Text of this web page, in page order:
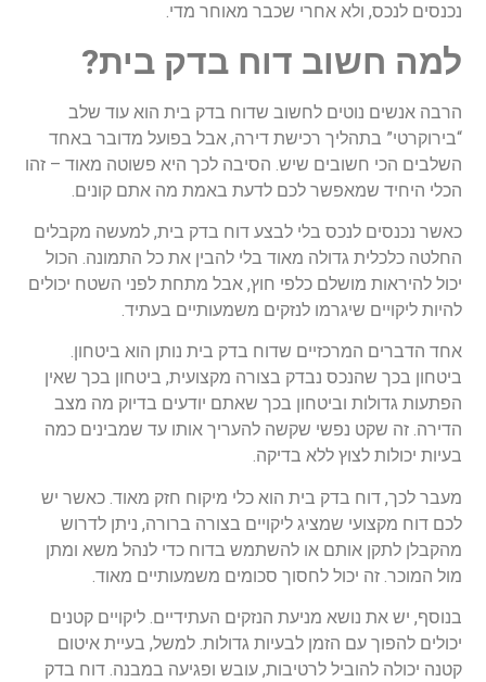
נכנסים לנכס, ולא אחרי שכבר מאוחר מדי.
למה חשוב דוח בדק בית?
הרבה אנשים נוטים לחשוב שדוח בדק בית הוא עוד שלב
“בירוקרטי” בתהליך רכישת דירה, אבל בפועל מדובר באחד
השלבים הכי חשובים שיש. הסיבה לכך היא פשוטה מאוד – זהו
הכלי היחיד שמאפשר לכם לדעת באמת מה אתם קונים.
כאשר נכנסים לנכס בלי לבצע דוח בדק בית, למעשה מקבלים
החלטה כלכלית גדולה מאוד בלי להבין את כל התמונה. הכול
יכול להיראות מושלם כלפי חוץ, אבל מתחת לפני השטח יכולים
להיות ליקויים שיגרמו לנזקים משמעותיים בעתיד.
אחד הדברים המרכזיים שדוח בדק בית נותן הוא ביטחון.
ביטחון בכך שהנכס נבדק בצורה מקצועית, ביטחון בכך שאין
הפתעות גדולות וביטחון בכך שאתם יודעים בדיוק מה מצב
הדירה. זה שקט נפשי שקשה להעריך אותו עד שמבינים כמה
בעיות יכולות לצוץ ללא בדיקה.
מעבר לכך, דוח בדק בית הוא כלי מיקוח חזק מאוד. כאשר יש
לכם דוח מקצועי שמציג ליקויים בצורה ברורה, ניתן לדרוש
מהקבלן לתקן אותם או להשתמש בדוח כדי לנהל משא ומתן
מול המוכר. זה יכול לחסוך סכומים משמעותיים מאוד.
בנוסף, יש את נושא מניעת הנזקים העתידיים. ליקויים קטנים
יכולים להפוך עם הזמן לבעיות גדולות. למשל, בעיית איטום
קטנה יכולה להוביל לרטיבות, עובש ופגיעה במבנה. דוח בדק